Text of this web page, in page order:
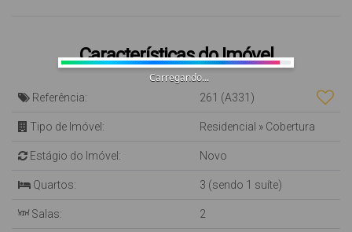
Características do Imóvel
Referência: 261 (A331)
Tipo de Imóvel: Residencial » Cobertura
Estágio do Imóvel: Novo
Quartos: 3 (sendo 1 suíte)
Salas: 2
Carregando...